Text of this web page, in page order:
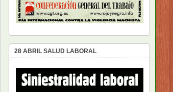
28 ABRIL SALUD LABORAL